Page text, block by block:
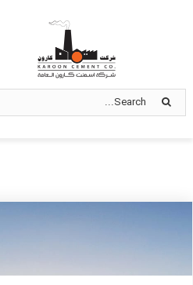
صفحه اصلی
Search
for: